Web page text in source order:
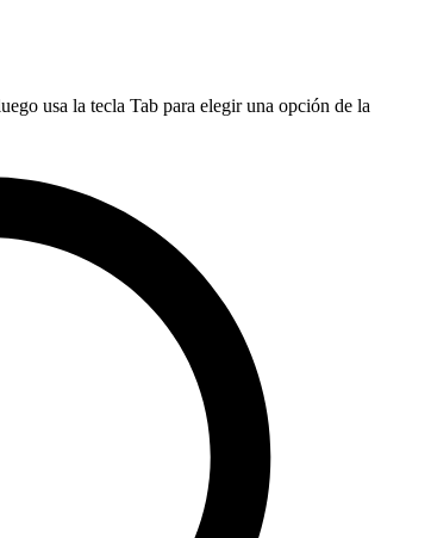
usa la tecla Tab para elegir una opción de la